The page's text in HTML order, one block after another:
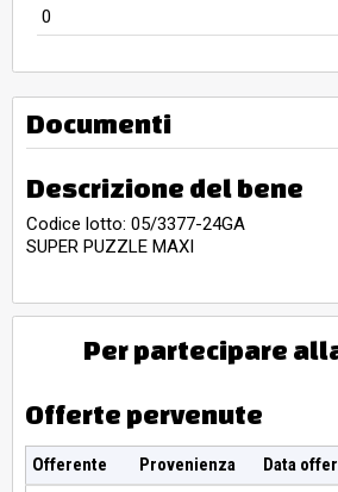
0
Documenti
Descrizione del bene
Codice lotto: 05/3377-24GA
SUPER PUZZLE MAXI
Per partecipare
Offerte pervenute
Offerente Provenienza Data